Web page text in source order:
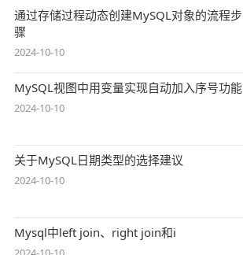
通过存储过程动态创建MySQL对象的流程步
骤
2024-10-10
MySQL视图中用变量实现自动加入序号功能
2024-10-10
关于MySQL日期类型的选择建议
2024-10-10
Mysql中left join、right join和i